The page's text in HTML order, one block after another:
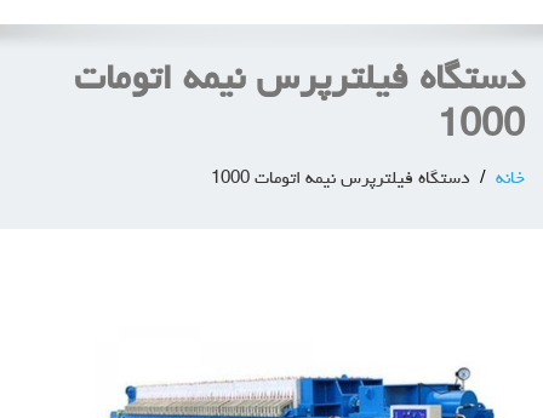
دستگاه فیلترپرس نیمه اتومات
1000
خانه دستگاه فیلترپرس نیمه اتومات 1000